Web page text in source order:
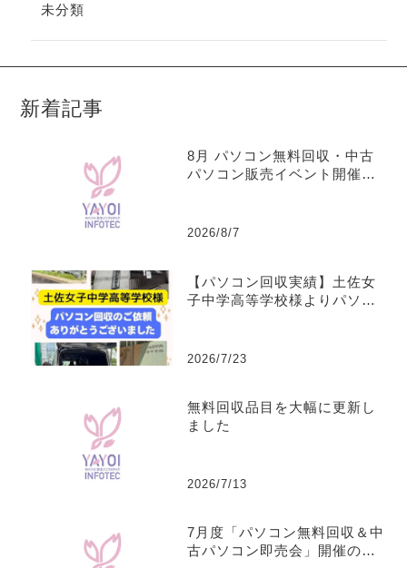
未分類
新着記事
8月 パソコン無料回収・中古
パソコン販売イベント開催の
2026/8/7
【パソコン回収実績】土佐女
子中学高等学校様よりパソコ
2026/7/23
無料回収品目を大幅に更新し
ました
2026/7/13
7月度「パソコン無料回収＆中
古パソコン即売会」開催のお